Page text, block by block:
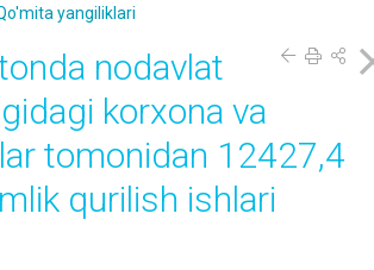
yangiliklari
nodavlat
korxona va
tomonidan 12427,4
qurilish ishlari